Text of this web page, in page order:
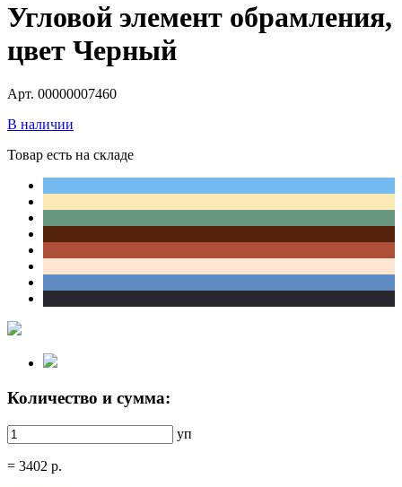
Угловой элемент обрамления,
цвет Черный
Арт. 00000007460
В наличии
Товар есть на складе
Количество и сумма:
уп
= 3402 р.